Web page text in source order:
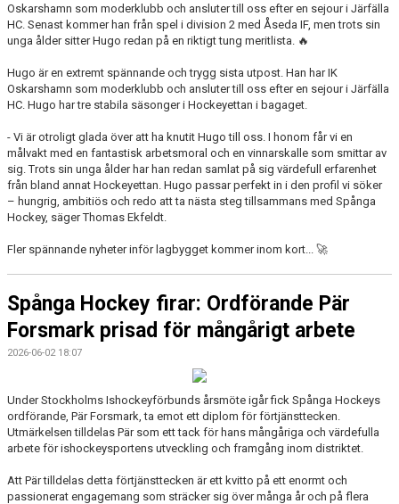
Oskarshamn som moderklubb och ansluter till oss efter en sejour i Järfälla
HC. Senast kommer han från spel i division 2 med Åseda IF, men trots sin
unga ålder sitter Hugo redan på en riktigt tung meritlista. 🔥
Hugo är en extremt spännande och trygg sista utpost. Han har IK
Oskarshamn som moderklubb och ansluter till oss efter en sejour i Järfälla
HC. Hugo har tre stabila säsonger i Hockeyettan i bagaget.
- Vi är otroligt glada över att ha knutit Hugo till oss. I honom får vi en
målvakt med en fantastisk arbetsmoral och en vinnarskalle som smittar av
sig. Trots sin unga ålder har han redan samlat på sig värdefull erfarenhet
från bland annat Hockeyettan. Hugo passar perfekt in i den profil vi söker
– hungrig, ambitiös och redo att ta nästa steg tillsammans med Spånga
Hockey, säger Thomas Ekfeldt.
Fler spännande nyheter inför lagbygget kommer inom kort... 🚀
Spånga Hockey firar: Ordförande Pär
Forsmark prisad för mångårigt arbete
2026-06-02 18:07
Under Stockholms Ishockeyförbunds årsmöte igår fick Spånga Hockeys
ordförande, Pär Forsmark, ta emot ett diplom för förtjänsttecken.
Utmärkelsen tilldelas Pär som ett tack för hans mångåriga och värdefulla
arbete för ishockeysportens utveckling och framgång inom distriktet.
Att Pär tilldelas detta förtjänsttecken är ett kvitto på ett enormt och
passionerat engagemang som sträcker sig över många år och på flera